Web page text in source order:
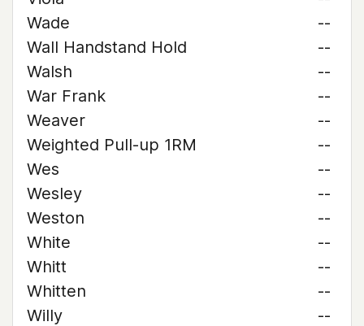
Wade
--
Wall Handstand Hold
--
Walsh
--
War Frank
--
Weaver
--
Weighted Pull-up 1RM
--
Wes
--
Wesley
--
Weston
--
White
--
Whitt
--
Whitten
--
Willy
--